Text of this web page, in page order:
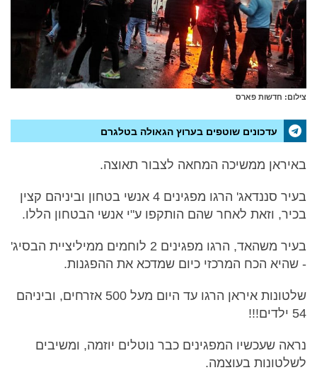
צילום: חדשות פארס
עדכונים שוטפים בערוץ הגאולה בטלגרם
באיראן ממשיכה המחאה לצבור תאוצה.
בעיר סננדאג' הרגו מפגינים 4 אנשי בטחון וביניהם קצין
בכיר, וזאת לאחר שהם הותקפו ע"י אנשי הבטחון הללו.
בעיר משהאד, הרגו מפגינים 2 לוחמים ממיליציית הבסיג'
- שהיא הכח המרכזי כיום שמדכא את ההפגנות.
שלטונות איראן הרגו עד היום מעל 500 אזרחים, וביניהם
54 ילדים!!!
נראה שעכשיו המפגינים כבר נוטלים יוזמה, ומשיבים
לשלטונות בעוצמה.